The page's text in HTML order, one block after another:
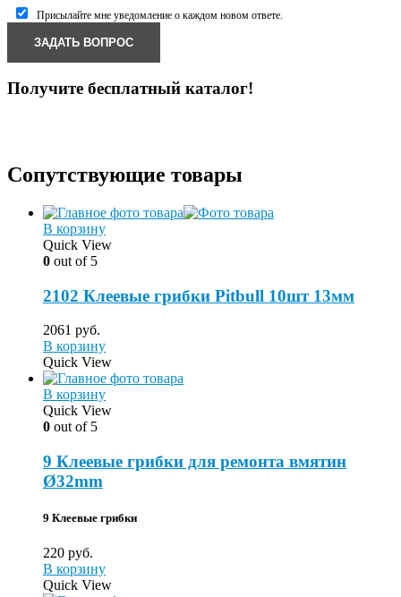
Присылайте мне уведомление о каждом новом ответе.
Получите бесплатный каталог!
Сопутствующие товары
В корзину
Quick View
0 out of 5
2102 Клеевые грибки Pitbull 10шт 13мм
2061 руб.
В корзину
Quick View
В корзину
Quick View
0 out of 5
9 Клеевые грибки для ремонта вмятин
Ø32mm
9 Клеевые грибки
220 руб.
В корзину
Quick View